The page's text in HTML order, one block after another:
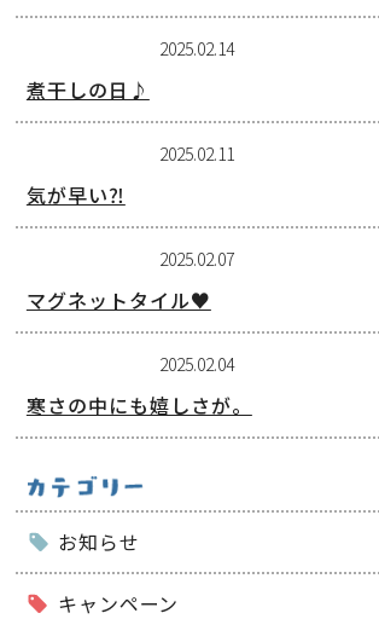
2025.02.14
煮干しの日♪
2025.02.11
気が早い⁈
2025.02.07
マグネットタイル♥
2025.02.04
寒さの中にも嬉しさが。
お知らせ
キャンペーン